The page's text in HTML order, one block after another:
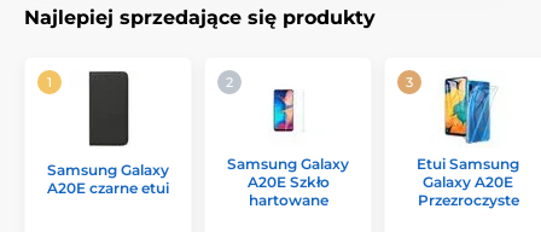
Najlepiej sprzedające się produkty
Samsung Galaxy
A20E czarne etui
Samsung Galaxy
A20E Szkło
hartowane
Etui Samsung
Galaxy A20E
Przezroczyste